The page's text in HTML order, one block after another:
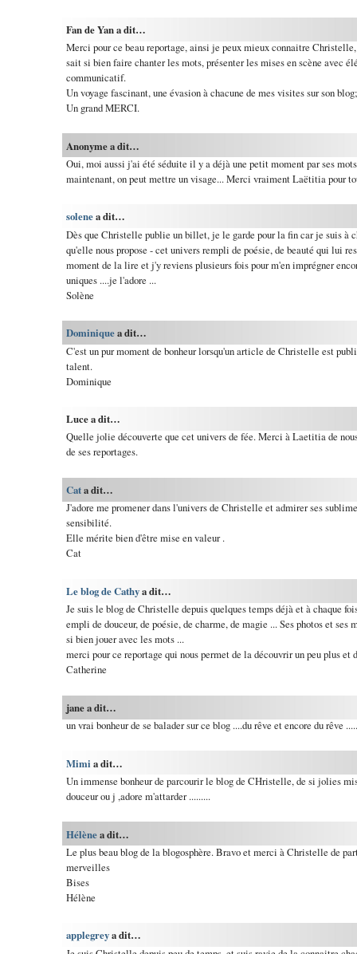
Fan de Yan a dit…
Merci pour ce beau reportage, ainsi je peux mieux connaitre
sait si bien faire chanter les mots, présenter les mises en scène avec
communicatif.
Un voyage fascinant, une évasion à chacune de mes visites sur son blog;
Un grand MERCI.
Anonyme a dit…
Oui, moi aussi j'ai été séduite il y a déjà une petit moment par ses
maintenant, on peut mettre un visage... Merci vraiment Laëtitia pour
solenea dit…
Dès que Christelle publie un billet, je le garde pour la fin car je suis à
qu'elle nous propose - cet univers rempli de poésie, de beauté qui lui
moment de la lire et j'y reviens plusieurs fois pour m'en imprégner
uniques ....je l'adore ...
Solène
Dominiquea dit…
C'est un pur moment de bonheur lorsqu'un article de Christelle est
talent.
Dominique
Luce a dit…
Quelle jolie découverte que cet univers de fée. Merci à Laetitia de
de ses reportages.
Cata dit…
J'adore me promener dans l'univers de Christelle et admirer ses
sensibilité.
Elle mérite bien d'être mise en valeur .
Cat
Le blog de Cathya dit…
Je suis le blog de Christelle depuis quelques temps déjà et à chaque
empli de douceur, de poésie, de charme, de magie ... Ses photos et
si bien jouer avec les mots ...
merci pour ce reportage qui nous permet de la découvrir un peu plus et
Catherine
jane a dit…
un vrai bonheur de se balader sur ce blog ....du rêve et encore du rêve .....
Mimi a dit…
Un immense bonheur de parcourir le blog de CHristelle, de si jolies
douceur ou j ,adore m'attarder .........
Hélènea dit…
Le plus beau blog de la blogosphère. Bravo et merci à Christelle de
merveilles
Bises
Hélène
applegreya dit…